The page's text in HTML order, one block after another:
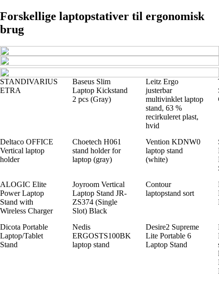
Forskellige laptopstativer til ergonomisk
brug
STANDIVARIUS
ETRA
Baseus Slim
Laptop Kickstand
2 pcs (Gray)
Leitz Ergo
justerbar
multivinklet laptop
stand, 63 %
recirkuleret plast,
hvid
Deltaco OFFICE
Vertical laptop
holder
Choetech H061
stand holder for
laptop (gray)
Vention KDNW0
laptop stand
(white)
ALOGIC Elite
Power Laptop
Stand with
Wireless Charger
Joyroom Vertical
Laptop Stand JR-
ZS374 (Single
Slot) Black
Contour
laptopstand sort
Dicota Portable
Laptop/Tablet
Stand
Nedis
ERGOSTS100BK
laptop stand
Desire2 Supreme
Lite Portable 6
Laptop Stand